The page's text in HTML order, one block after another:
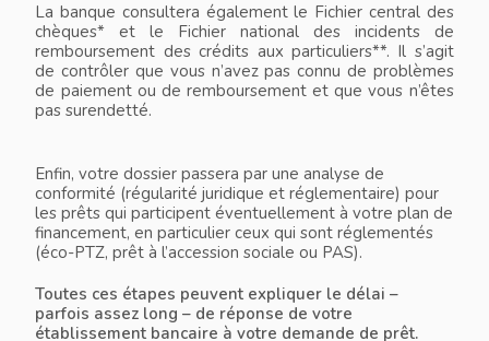
La banque consultera également le Fichier central des
chèques* et le Fichier national des incidents de
remboursement des crédits aux particuliers**. Il s’agit
de contrôler que vous n’avez pas connu de problèmes
de paiement ou de remboursement et que vous n’êtes
pas surendetté.
Enfin, votre dossier passera par une analyse de
conformité (régularité juridique et réglementaire) pour
les prêts qui participent éventuellement à votre plan de
financement, en particulier ceux qui sont réglementés
(éco-PTZ, prêt à l’accession sociale ou PAS).
Toutes ces étapes peuvent expliquer le délai –
parfois assez long – de réponse de votre
établissement bancaire à votre demande de prêt.